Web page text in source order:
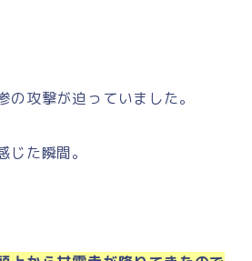
の攻撃が迫っていました。
じた瞬間。